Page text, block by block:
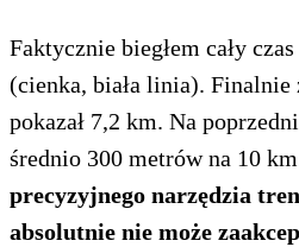
Faktycznie biegłem cały
(cienka, biała linia).
pokazał 7,2 km. Na
średnio 300 metrów na 10
precyzyjnego narzędzia
absolutnie nie może